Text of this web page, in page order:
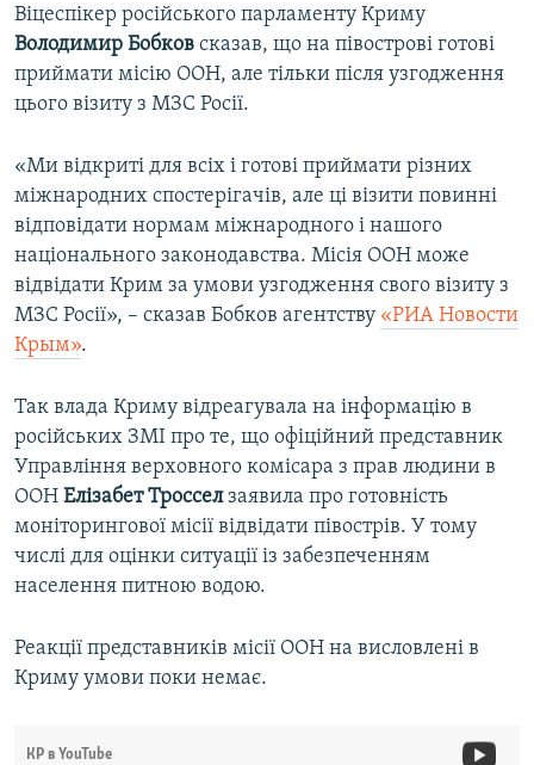
Усі сайти RFE/RL
Віцеспікер російського парламенту Криму
Володимир Бобков сказав, що на півострові готові
приймати місію ООН, але тільки після узгодження
цього візиту з МЗС Росії.
«Ми відкриті для всіх і готові приймати різних
міжнародних спостерігачів, але ці візити повинні
відповідати нормам міжнародного і нашого
національного законодавства. Місія ООН може
відвідати Крим за умови узгодження свого візиту з
МЗС Росії», – сказав Бобков агентству «РИА Новости
Крым».
Так влада Криму відреагувала на інформацію в
російських ЗМІ про те, що офіційний представник
Управління верховного комісара з прав людини в
ООН Елізабет Тросселзаявила про готовність
моніторингової місії відвідати півострів. У тому
числі для оцінки ситуації із забезпеченням
населення питною водою.
Реакції представників місії ООН на висловлені в
Криму умови поки немає.
КР в YouTube